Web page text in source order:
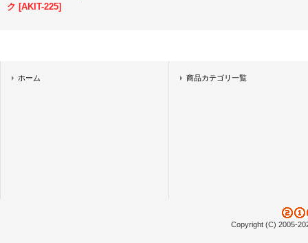
ク [AKIT-225]
ホーム 商品カテゴリ一覧
Copyright (C) 2005-